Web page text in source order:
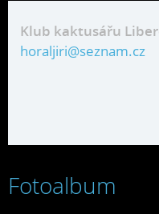
Klub kaktusářu
horaljiri@seznam.cz
Fotoalbum